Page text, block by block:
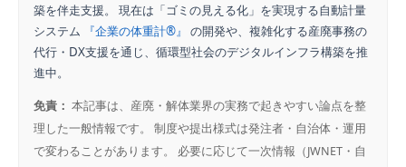
築を伴走支援。 現在は「ゴミの見える化」を実現する自動計量
システム
『企業の体重計®』
の開発や、複雑化する産廃事務の
代行・DX支援を通じ、循環型社会のデジタルインフラ構築を推
進中。
免責： 本記事は、産廃・解体業界の実務で起きやすい論点を整
理した一般情報です。 制度や提出様式は発注者・自治体・運用
で変わることがあります。 必要に応じて一次情報（JWNET・自